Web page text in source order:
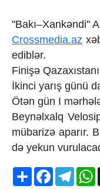
COP29
Cəmiyyət
Crossmedia.az - 1 yaş
Siyasət
Məhkəmə və hüquq
Ekologiya
Zəfər - 5
Gənclər və İdman
Media və QHT
Hadisə
Sosium
"Bakı–Xankəndi"
Crossmedia.az
ediblər.
Finişə
İkinci yarış günü
Ötən gün I
Beynəlxalq
mübarizə aparır.
də yekun
ShareFacebook